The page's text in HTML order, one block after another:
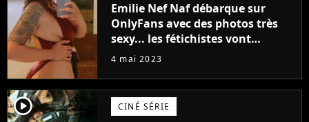
Emilie Nef Naf débarque sur
OnlyFans avec des photos très
sexy... les fétichistes vont
prendre leur pied !
4 mai 2023
player2 CINÉ SÉRIE